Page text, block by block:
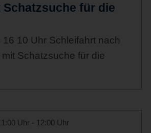
für die
16 10 Uhr Schleifahrt nach
Schatzsuche für die
Uhr - 12:00 Uhr